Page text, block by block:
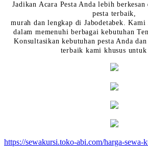
Jadikan Acara Pesta Anda lebih berkesan
pesta terbaik,
murah dan lengkap di Jabodetabek. Kami
dalam memenuhi berbagai kebutuhan
Konsultasikan kebutuhan pesta Anda
terbaik kami khusus untuk
https://sewakursi.toko-abi.com/harga-sewa-